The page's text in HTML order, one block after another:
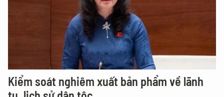
Kiểm soát nghiêm xuất bản phẩm về lãnh